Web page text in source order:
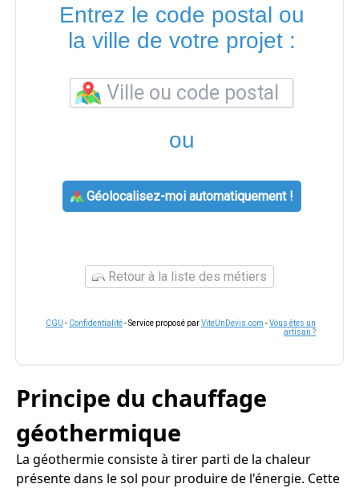
Entrez le code postal ou
la ville de votre projet :
ou
Géolocalisez-moi automatiquement !
Retour à la liste des métiers
CGU - Confidentialité- Service proposé parViteUnDevis.com -Vous êtes un
artisan ?
Principe du chauffage
géothermique
La géothermie consiste à tirer parti de la chaleur
présente dans le sol pour produire de l'énergie. Cette